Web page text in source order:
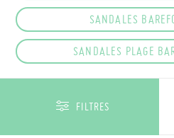
SANDALES
SANDALES PLAGE
FILTRES